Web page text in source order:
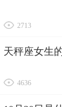
2713
天秤座女生
4636